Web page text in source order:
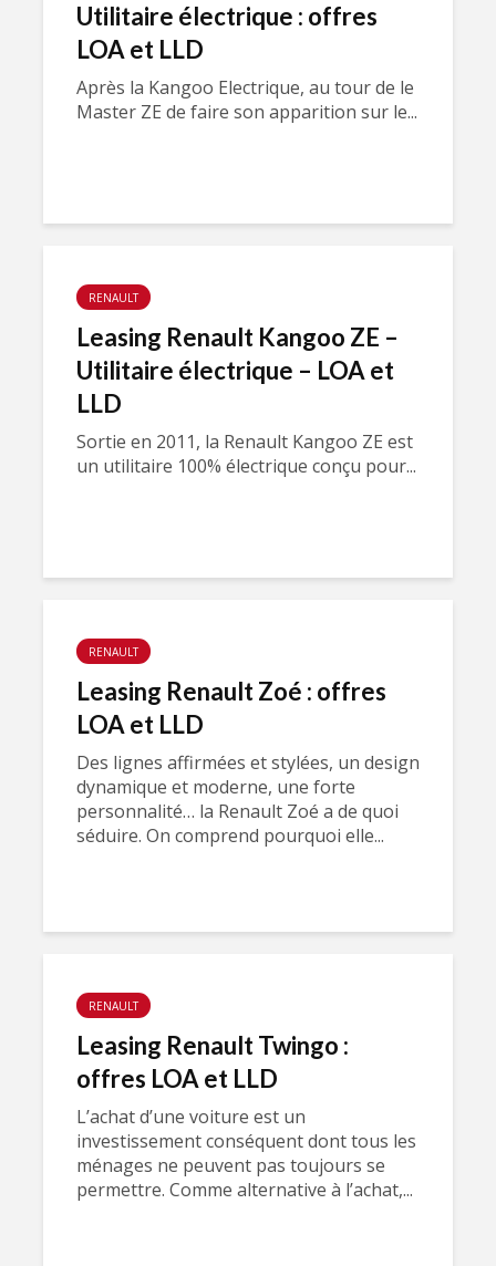
Utilitaire électrique : offres
LOA et LLD
Après la Kangoo Electrique, au tour de le
Master ZE de faire son apparition sur le...
RENAULT
Leasing Renault Kangoo ZE –
Utilitaire électrique – LOA et
LLD
Sortie en 2011, la Renault Kangoo ZE est
un utilitaire 100% électrique conçu pour...
RENAULT
Leasing Renault Zoé : offres
LOA et LLD
Des lignes affirmées et stylées, un design
dynamique et moderne, une forte
personnalité… la Renault Zoé a de quoi
séduire. On comprend pourquoi elle...
RENAULT
Leasing Renault Twingo :
offres LOA et LLD
L’achat d’une voiture est un
investissement conséquent dont tous les
ménages ne peuvent pas toujours se
permettre. Comme alternative à l’achat,...